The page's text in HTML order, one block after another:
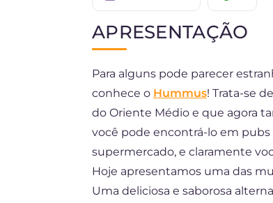
FR
DE
NL
APRESENTAÇÃO
Para alguns pode parecer
conhece o Hummus! Trata-se
do Oriente Médio e que agora
você pode encontrá-lo em
supermercado, e claramente
Hoje apresentamos uma das
Uma deliciosa e saborosa